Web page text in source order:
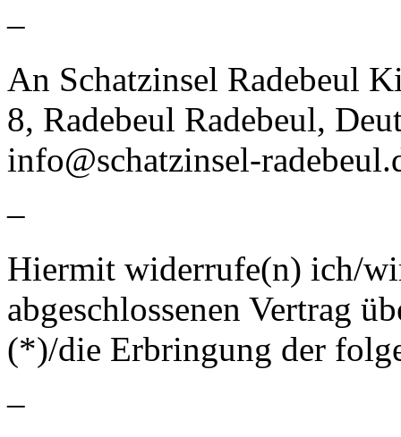
–
An Schatzinsel Radebeul
8, Radebeul Radebeul,
info@schatzinsel-
–
Hiermit widerrufe(n) ich/
abgeschlossenen Vertrag
(*)/die Erbringung der
–